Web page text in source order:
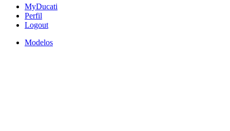
MyDucati
Perfil
Logout
Modelos